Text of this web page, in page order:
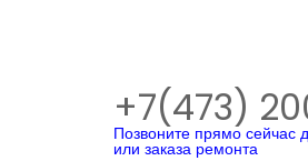
+7(473)
Позвоните прямо сейчас
или заказа ремонта